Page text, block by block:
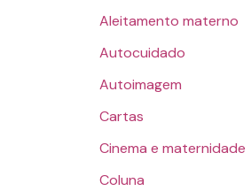
Aleitamento materno
Autocuidado
Autoimagem
Cartas
Cinema e maternidade
Coluna